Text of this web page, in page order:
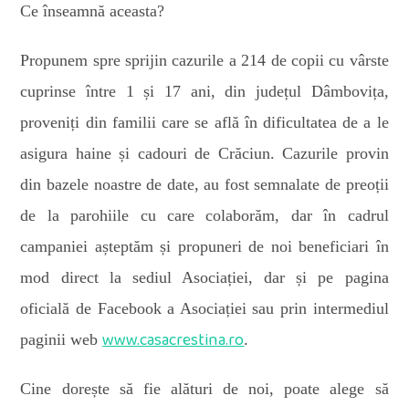
Ce înseamnă aceasta?
Propunem spre sprijin cazurile a 214 decopii cu vârste
cuprinse între 1 și 17 ani, din județul Dâmbovița,
proveniți din familii care se află în dificultatea de a le
asigura haine și cadouri de Crăciun. Cazurile provin
din bazele noastre de date, au fost semnalate de preoții
de la parohiile cu care colaborăm, dar în cadrul
campaniei așteptăm și propuneri de noi beneficiari în
mod direct la sediul Asociației, dar și pe pagina
oficială de Facebook a Asociației sau prin intermediul
paginii webwww.casacrestina.ro.
Cine dorește să fie alături de noi, poate alege să